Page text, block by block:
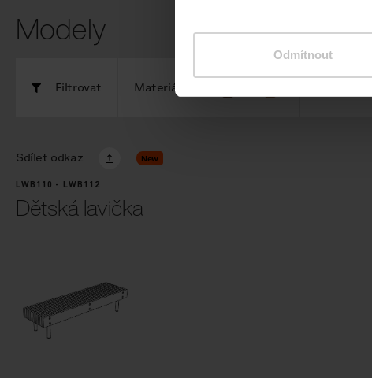
Odmítnout
Modely
Filtrovat Materiály
Sdílet odkaz New
LWB110 - LWB112
Dětská lavička